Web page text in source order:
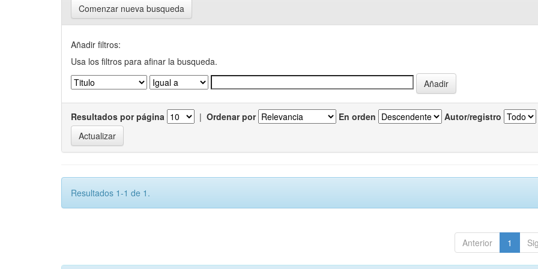
Comenzar nueva busqueda
Añadir filtros:
Usa los filtros para afinar la busqueda.
Resultados por página | Ordenar por En orden Autor/registro
Resultados 1-1 de 1.
Anterior 1